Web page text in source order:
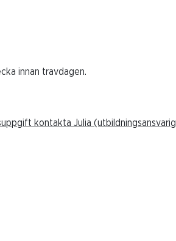
innan travdagen.
kontakta Julia